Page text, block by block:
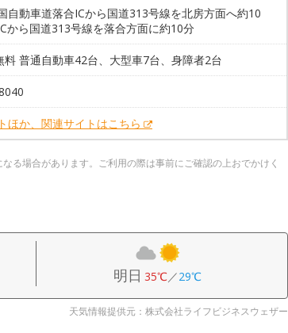
自動車道落合ICから国道313号線を北房方面へ約10
から国道313号線を落合方面に約10分
料 普通自動車42台、大型車7台、身障者2台
ほか、関連サイトはこちら
る場合があります。ご利用の際は事前にご確認の上おでかけく
明日 35℃／29℃
天気情報提供元：株式会社ライフビジネスウェザー